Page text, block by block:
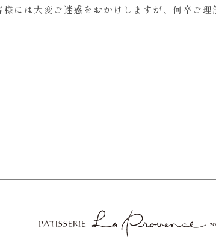
には大変ご迷惑をおかけしますが、何卒ご